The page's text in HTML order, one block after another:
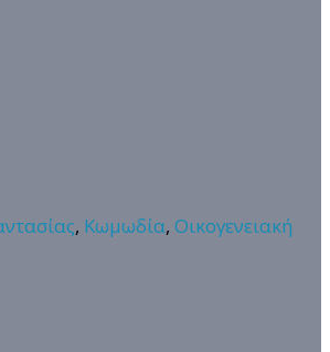
, Κωμωδία, Οικογενειακή